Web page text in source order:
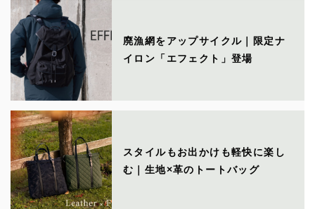
廃漁網をアップサイクル｜限定ナ
イロン「エフェクト」登場
スタイルもお出かけも軽快に楽し
む｜生地×革のトートバッグ